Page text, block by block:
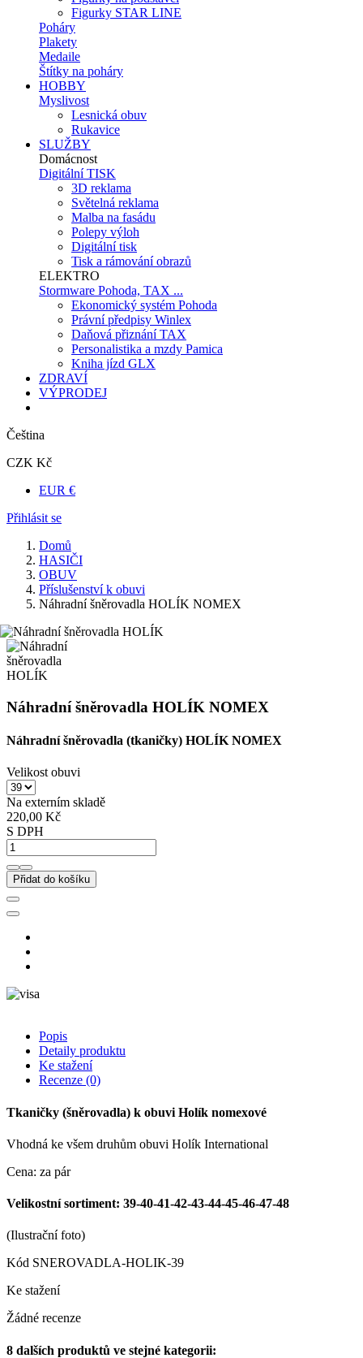
Figurky STAR LINE
Poháry
Plakety
Medaile
Štítky na poháry
HOBBY
Myslivost
Lesnická obuv
Rukavice
SLUŽBY
Domácnost
Digitální TISK
3D reklama
Světelná reklama
Malba na fasádu
Polepy výloh
Digitální tisk
Tisk a rámování obrazů
ELEKTRO
Stormware Pohoda, TAX ...
Ekonomický systém Pohoda
Právní předpisy Winlex
Daňová přiznání TAX
Personalistika a mzdy Pamica
Kniha jízd GLX
ZDRAVÍ
VÝPRODEJ
Čeština
CZK Kč
EUR €
Přihlásit se
Domů
HASIČI
OBUV
Příslušenství k obuvi
Náhradní šněrovadla HOLÍK NOMEX
Náhradní šněrovadla HOLÍK NOMEX
Náhradní šněrovadla (tkaničky) HOLÍK NOMEX
Velikost obuvi
Na externím skladě
220,00 Kč
S DPH
Přidat do košíku
Popis
Detaily produktu
Ke stažení
Recenze (0)
Tkaničky (šněrovadla) k obuvi Holík nomexové
Vhodná ke všem druhům obuvi Holík International
Cena: za pár
Velikostní sortiment: 39-40-41-42-43-44-45-46-47-48
(Ilustrační foto)
Kód SNEROVADLA-HOLIK-39
Ke stažení
Žádné recenze
8 dalších produktů ve stejné kategorii: